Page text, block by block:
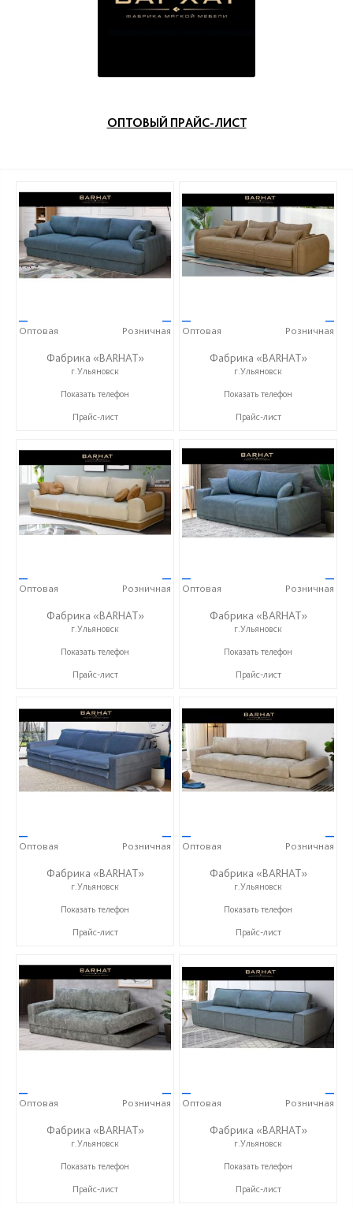
ОПТОВЫЙ ПРАЙС-ЛИСТ
—
Оптовая
—
Розничная
Фабрика «BARHAT»
г.Ульяновск
+7 (996) 219-29-77
Показать телефон
Прайс-лист
—
Оптовая
—
Розничная
Фабрика «BARHAT»
г.Ульяновск
+7 (996) 219-29-77
Показать телефон
Прайс-лист
—
Оптовая
—
Розничная
Фабрика «BARHAT»
г.Ульяновск
+7 (996) 219-29-77
Показать телефон
Прайс-лист
—
Оптовая
—
Розничная
Фабрика «BARHAT»
г.Ульяновск
+7 (996) 219-29-77
Показать телефон
Прайс-лист
—
Оптовая
—
Розничная
Фабрика «BARHAT»
г.Ульяновск
+7 (996) 219-29-77
Показать телефон
Прайс-лист
—
Оптовая
—
Розничная
Фабрика «BARHAT»
г.Ульяновск
+7 (996) 219-29-77
Показать телефон
Прайс-лист
—
Оптовая
—
Розничная
Фабрика «BARHAT»
г.Ульяновск
+7 (996) 219-29-77
Показать телефон
Прайс-лист
—
Оптовая
—
Розничная
Фабрика «BARHAT»
г.Ульяновск
+7 (996) 219-29-77
Показать телефон
Прайс-лист